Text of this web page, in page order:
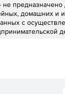
предназначено
домашних и
с